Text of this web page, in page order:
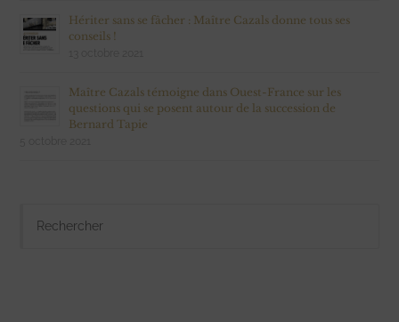
Hériter sans se fâcher : Maître Cazals donne tous ses
conseils !
Maître Cazals témoigne dans Ouest-France sur les
questions qui se posent autour de la succession de
Bernard Tapie